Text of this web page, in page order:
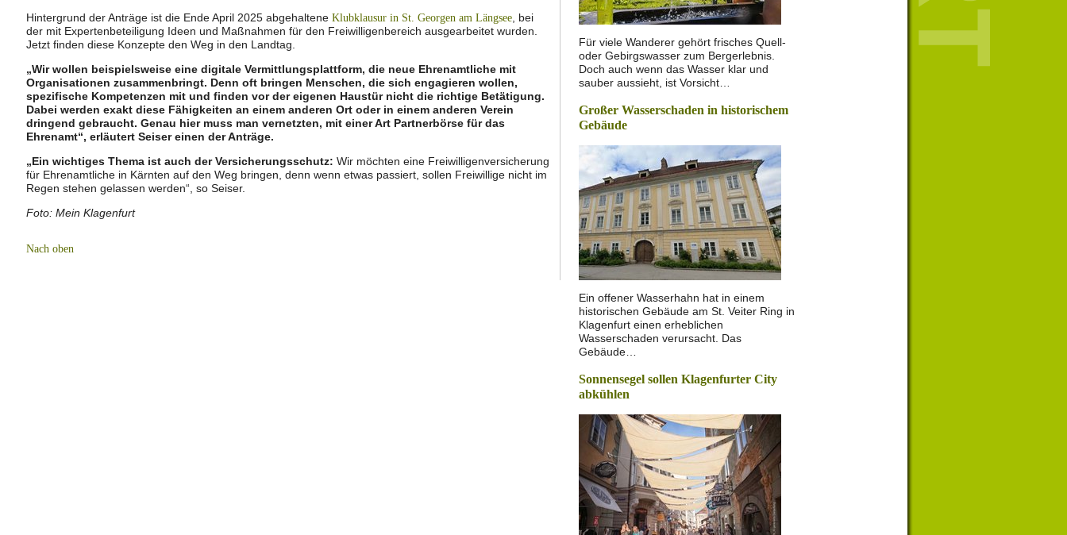
Hintergrund der Anträge ist die Ende April 2025 abgehaltene Klubklausur in St. Georgen am Längsee, bei
der mit Expertenbeteiligung Ideen und Maßnahmen für den Freiwilligenbereich ausgearbeitet wurden.
Jetzt finden diese Konzepte den Weg in den Landtag.
„Wir wollen beispielsweise eine digitale Vermittlungsplattform, die neue Ehrenamtliche mit
Organisationen zusammenbringt. Denn oft bringen Menschen, die sich engagieren wollen,
spezifische Kompetenzen mit und finden vor der eigenen Haustür nicht die richtige Betätigung.
Dabei werden exakt diese Fähigkeiten an einem anderen Ort oder in einem anderen Verein
dringend gebraucht. Genau hier muss man vernetzten, mit einer Art Partnerbörse für das
Ehrenamt“, erläutert Seiser einen der Anträge.
„Ein wichtiges Thema ist auch der Versicherungsschutz: Wir möchten eine Freiwilligenversicherung
für Ehrenamtliche in Kärnten auf den Weg bringen, denn wenn etwas passiert, sollen Freiwillige nicht im
Regen stehen gelassen werden“, so Seiser.
Foto: Mein Klagenfurt
Nach oben
Für viele Wanderer gehört frisches Quell-
oder Gebirgswasser zum Bergerlebnis.
Doch auch wenn das Wasser klar und
sauber aussieht, ist Vorsicht…
Großer Wasserschaden in historischem
Gebäude
Ein offener Wasserhahn hat in einem
historischen Gebäude am St. Veiter Ring in
Klagenfurt einen erheblichen
Wasserschaden verursacht. Das
Gebäude…
Sonnensegel sollen Klagenfurter City
abkühlen